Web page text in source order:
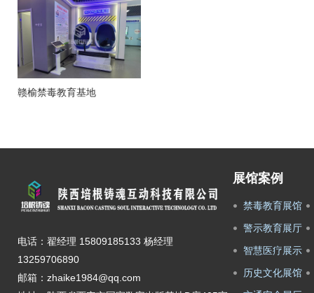
赣榆禁毒教育基地
电话：翟经理 15809185133 杨经理
13259706890
邮箱：zhaike1984@qq.com
展馆案例
禁毒教育展馆
警示教育展厅
智慧医疗展示
历史文化展馆